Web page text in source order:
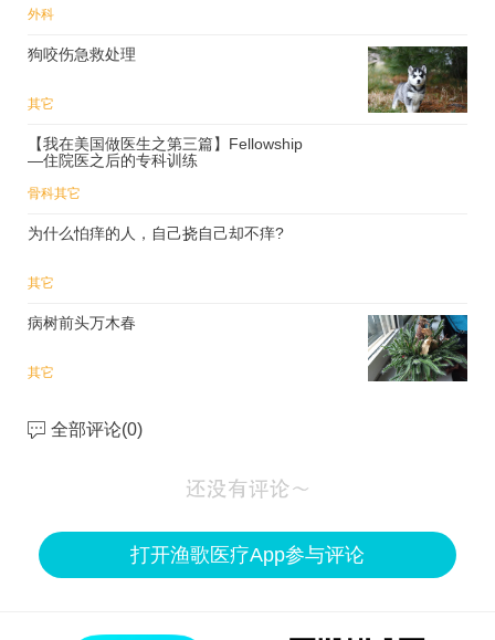
外科
狗咬伤急救处理
其它
【我在美国做医生之第三篇】Fellowship
—住院医之后的专科训练
骨科其它
为什么怕痒的人，自己挠自己却不痒?
其它
病树前头万木春
其它
全部评论(0)
打开渔歌医疗App参与评论